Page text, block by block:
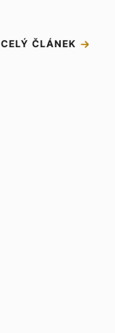
CELÝ ČLÁNEK